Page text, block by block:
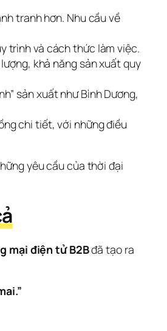
tranh hơn. Nhu cầu về
trình và cách thức làm việc.
khả năng sản xuất quy
sản xuất như Bình Dương,
chi tiết, với những điều
yêu cầu của thời đại
mại điện tử B2B đã tạo ra